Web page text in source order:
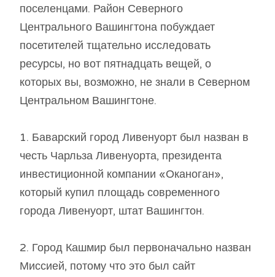
поселенцами. Район Северного
Центрального Вашингтона побуждает
посетителей тщательно исследовать
ресурсы, но вот пятнадцать вещей, о
которых вы, возможно, не знали в Северном
Центральном Вашингтоне.
1. Баварский город Ливенуорт был назван в
честь Чарльза Ливенуорта, президента
инвестиционной компании «Оканоган»,
который купил площадь современного
города Ливенуорт, штат Вашингтон.
2. Город Кашмир был первоначально назван
Миссией, потому что это был сайт